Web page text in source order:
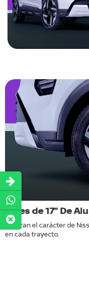
Rines de 17” De
Realzan el carácter de
en cada trayecto.